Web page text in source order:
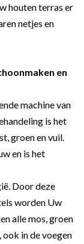
houten terras er
netjes en
en
machine van
is het
groen en vuil.
en is het
Door deze
worden Uw
alle mos, groen
in de voegen